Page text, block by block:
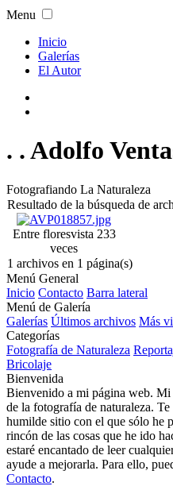
Menu
Inicio
Galerías
El Autor
. . Adolfo
Fotografiando La Naturaleza
Resultado de la búsqueda de
Entre floresvista 233
veces
1 archivos en 1 página(s)
Menú General
Inicio Contacto Barra lateral
Menú de Galería
Galerías Últimos archivos Más
Categorías
Fotografía de Naturaleza
Bricolaje
Bienvenida
Bienvenido a mi página web. Mi
de la fotografía de naturaleza.
humilde sitio con el que sólo he
rincón de las cosas que he ido
estaré encantado de leer
ayude a mejorarla. Para ello,
Contacto.